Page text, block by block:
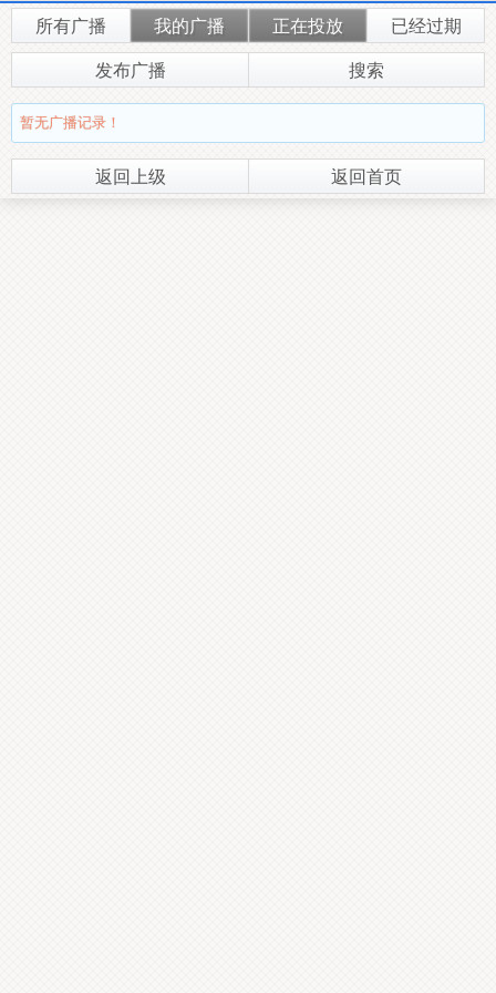
所有广播 我的广播 正在投放 已经过期
发布广播 搜索
暂无广播记录！
返回上级 返回首页